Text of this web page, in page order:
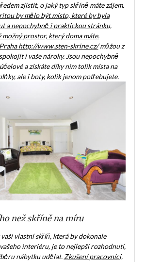
zjistit, o jaký typ skříně máte zájem.
by mělo být místo, které by byla
a nepochybně i praktickou stránku,
prostor, který doma máte.
http://www.sten-skrine.cz/můžou z
i vaše nároky. Jsou nepochybně
a získáte díky nim tolik místa na
ale i boty, kolik jenom potřebujete.
než skříně na míru
vlastní skříň, která by dokonale
interiéru, je to nejlepší rozhodnutí,
nábytku udělat. Zkušení pracovníci,